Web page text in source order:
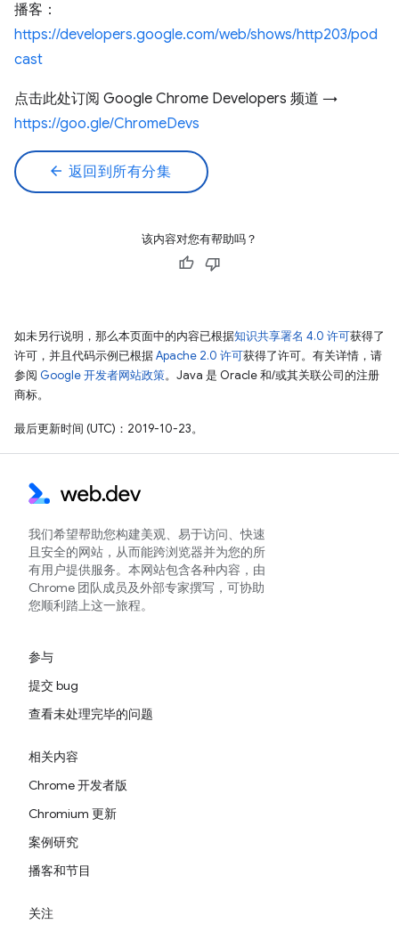
播客：
https://developers.google.com/web/shows/http203/pod
cast
点击此处订阅 Google Chrome Developers 频道 →
https://goo.gle/ChromeDevs
arrow_back 返回到所有分集
该内容对您有帮助吗？
如未另行说明，那么本页面中的内容已根据知识共享署名 4.0 许可获得了
许可，并且代码示例已根据Apache 2.0 许可获得了许可。有关详情，请
参阅 Google 开发者网站政策。Java 是 Oracle 和/或其关联公司的注册
商标。
最后更新时间 (UTC)：2019-10-23。
我们希望帮助您构建美观、易于访问、快速
且安全的网站，从而能跨浏览器并为您的所
有用户提供服务。本网站包含各种内容，由
Chrome 团队成员及外部专家撰写，可协助
您顺利踏上这一旅程。
参与
提交 bug
查看未处理完毕的问题
相关内容
Chrome 开发者版
Chromium 更新
案例研究
播客和节目
关注